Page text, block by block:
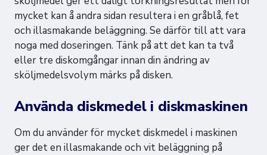
mycket kan å andra sidan resultera i en gråblå, fet
och illasmakande beläggning. Se därför till att vara
noga med doseringen. Tänk på att det kan ta två
eller tre diskomgångar innan din ändring av
sköljmedelsvolym märks på disken.
Använda diskmedel i diskmaskinen
Om du använder för mycket diskmedel i maskinen
ger det en illasmakande och vit beläggning på